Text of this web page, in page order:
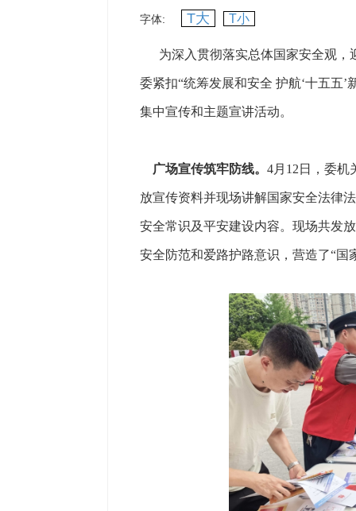
字体: T大 T小
为深入贯彻落实总体国家安全观，
委紧扣“统筹发展和安全 护航‘十五五’
集中宣传和主题宣讲活动。
广场宣传筑牢防线。 4月12日，委机
放宣传资料并现场讲解国家安全法律
安全常识及平安建设内容。现场共发
安全防范和爱路护路意识，营造了“国